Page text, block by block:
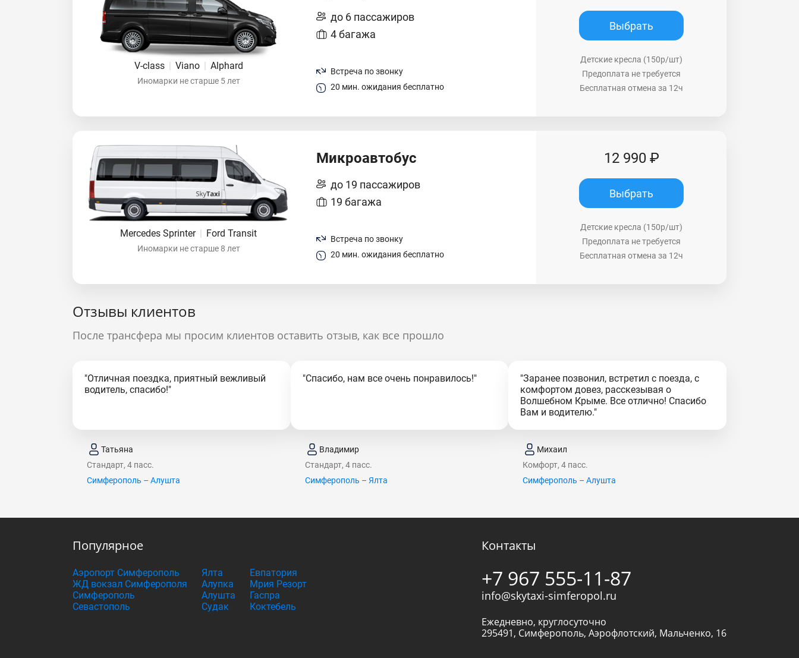
V-class | Viano | Alphard
Иномарки не старше 5 лет
до 6 пассажиров
4 багажа
Встреча по звонку
20 мин. ожидания бесплатно
Выбрать
Детские кресла (150р/шт)
Предоплата не требуется
Бесплатная отмена за 12ч
Mercedes Sprinter | Ford Transit
Иномарки не старше 8 лет
Микроавтобус
до 19 пассажиров
19 багажа
Встреча по звонку
20 мин. ожидания бесплатно
12 990 ₽
Выбрать
Детские кресла (150р/шт)
Предоплата не требуется
Бесплатная отмена за 12ч
Отзывы клиентов
После трансфера мы просим клиентов оставить отзыв, как все прошло
"Отличная поездка, приятный вежливый
водитель, спасибо!"
Татьяна
Стандарт, 4 пасс.
Симферополь – Алушта
"Спасибо, нам все очень понравилось!"
Владимир
Стандарт, 4 пасс.
Симферополь – Ялта
"Заранее позвонил, встретил с поезда, с
комфортом довез, расскезывая о
Волшебном Крыме. Все отлично! Спасибо
Вам и водителю."
Михаил
Комфорт, 4 пасс.
Симферополь – Алушта
Популярное
Аэропорт Симферополь
ЖД вокзал Симферополя
Симферополь
Севастополь
Ялта
Алупка
Алушта
Судак
Евпатория
Мрия Резорт
Гаспра
Коктебель
Контакты
+7 967 555-11-87
info@skytaxi-simferopol.ru
Ежедневно, круглосуточно
295491, Симферополь, Аэрофлотский, Мальченко, 16